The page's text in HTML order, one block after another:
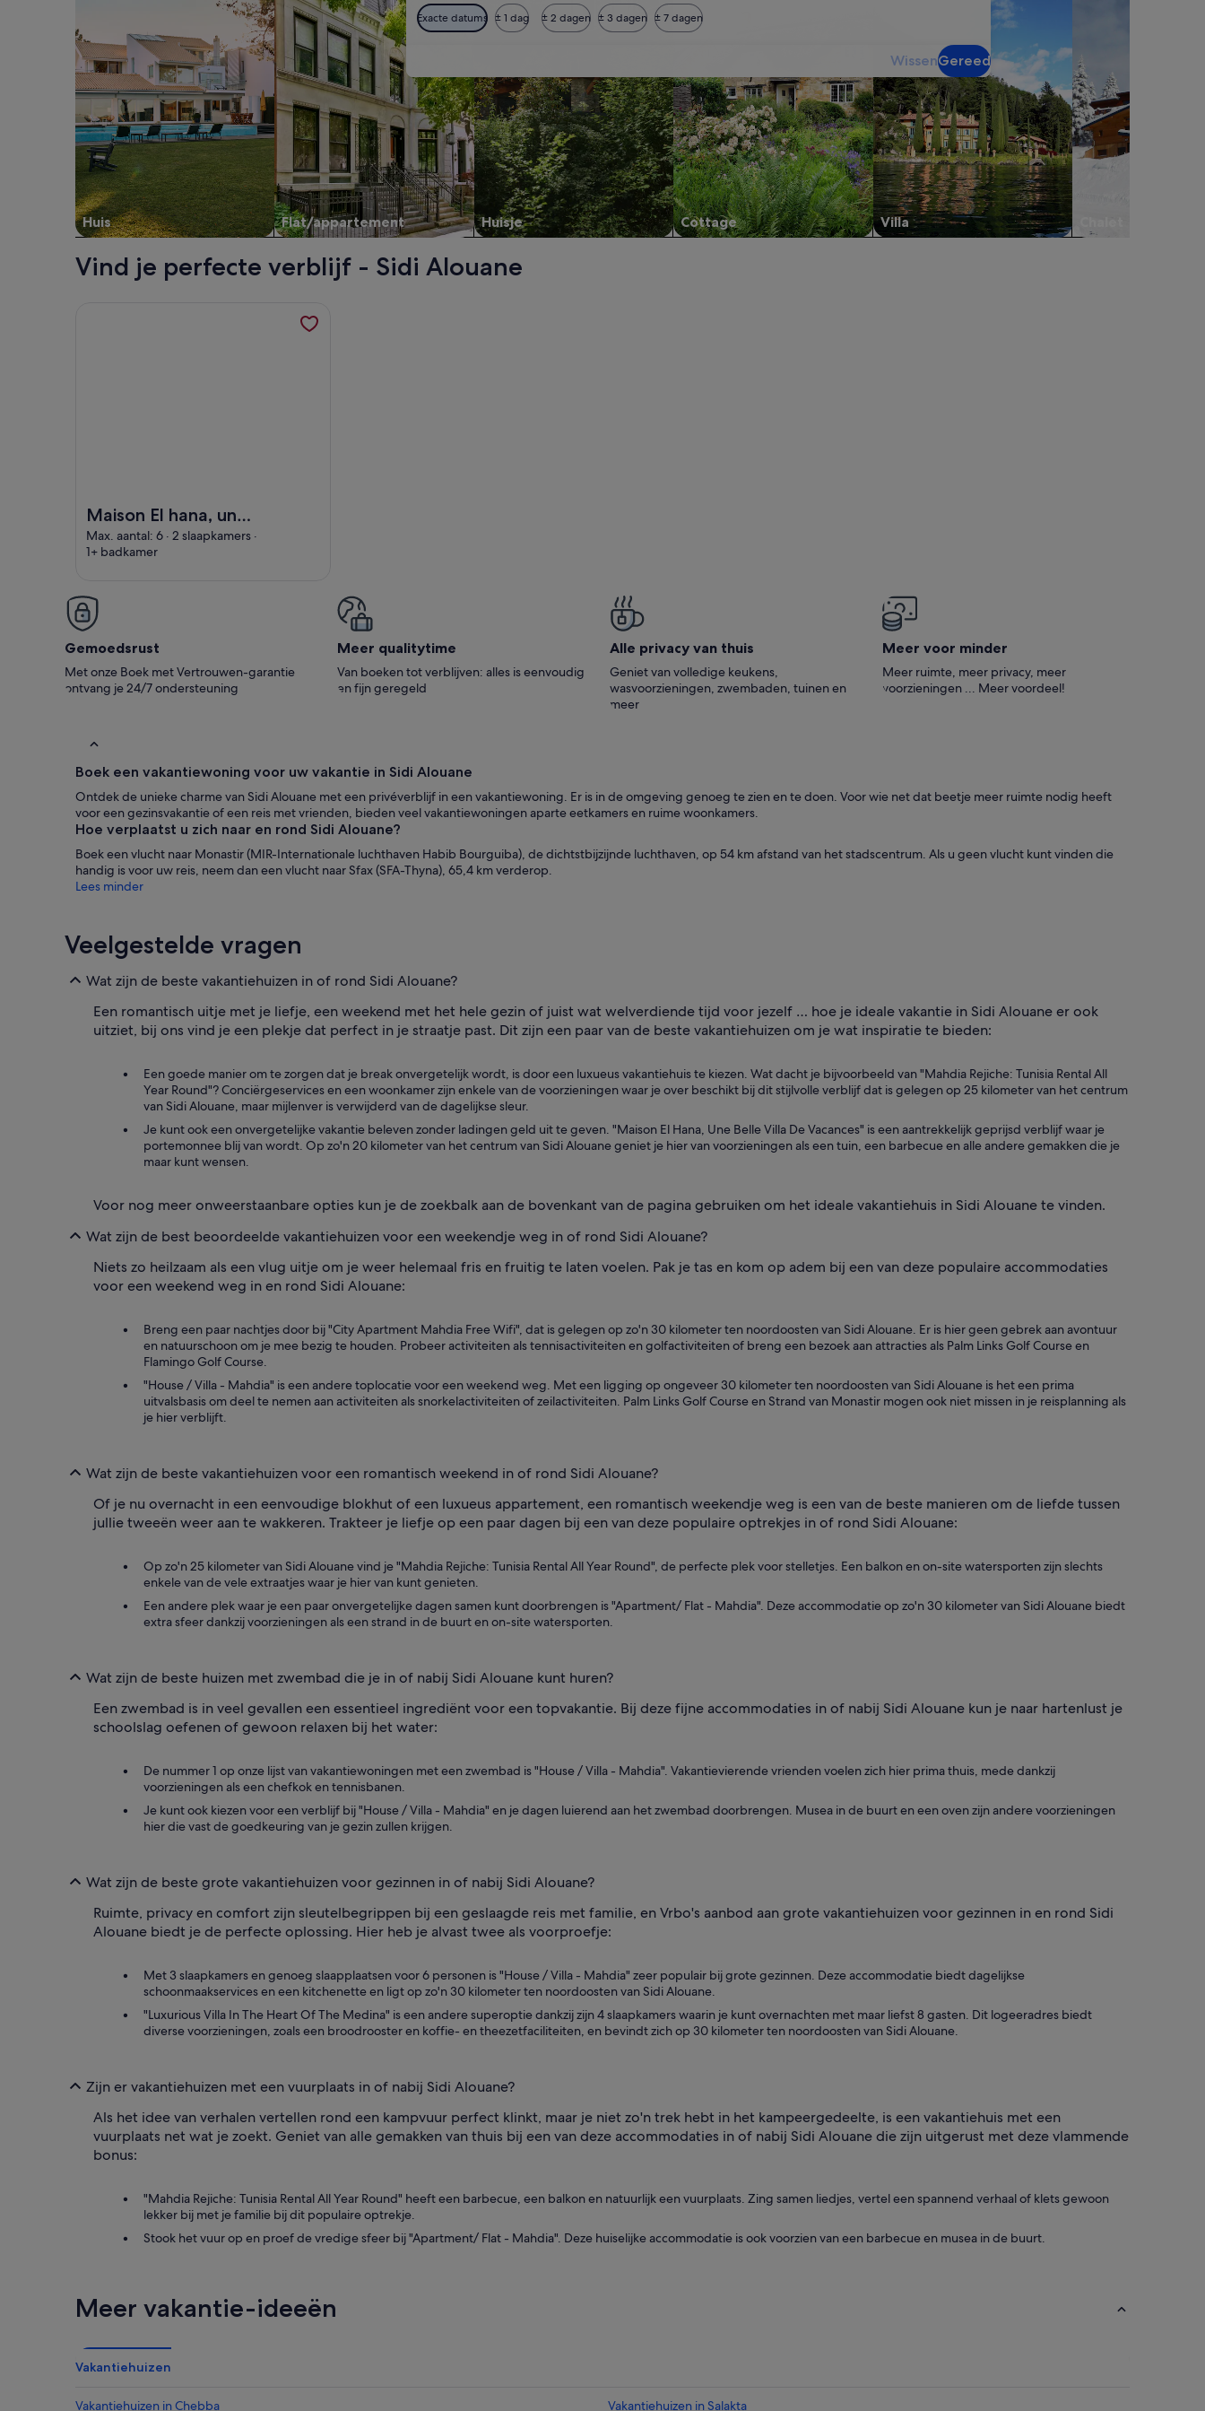
Exacte datums ± 1 dag ± 2 dagen ± 3 dagen ± 7 dagen
WissenGereed
Huis Flat/appartement Huisje Cottage Villa
Vind je perfecte verblijf - Sidi Alouane
Maison El hana, une
belle villa de
vacances, jouit d`un
écologique
Max. aantal: 6 · 2 slaapkamers ·
1+ badkamer
Gemoedsrust
Met onze Boek met Vertrouwen-garantie
ontvang je 24/7 ondersteuning
Meer quali­ty­time
Van boeken tot verblijven: alles is eenvoudig
en fijn geregeld
Alle privacy van thuis
Geniet van volledige keukens,
wasvoorzieningen, zwembaden, tuinen en
meer
Meer voor minder
Meer ruimte, meer privacy, meer
voorzieningen ... Meer voordeel!
Boek een vakantiewoning voor uw vakantie in Sidi Alouane
Ontdek de unieke charme van Sidi Alouane met een privéverblijf in een vakantiewoning. Er is in de omgeving genoeg te zien en te doen. Voor wie net dat beetje meer ruimte nodig heeft
voor een gezinsvakantie of een reis met vrienden, bieden veel vakantiewoningen aparte eetkamers en ruime woonkamers.
Hoe verplaatst u zich naar en rond Sidi Alouane?
Boek een vlucht naar Monastir (MIR-Internationale luchthaven Habib Bourguiba), de dichtstbijzijnde luchthaven, op 54 km afstand van het stadscentrum. Als u geen vlucht kunt vinden die
handig is voor uw reis, neem dan een vlucht naar Sfax (SFA-Thyna), 65,4 km verderop.
Lees minder
Veelgestelde vragen
Wat zijn de beste vakantiehuizen in of rond Sidi Alouane?
Een romantisch uitje met je liefje, een weekend met het hele gezin of juist wat welverdiende tijd voor jezelf … hoe je ideale vakantie in Sidi Alouane er ook
uitziet, bij ons vind je een plekje dat perfect in je straatje past. Dit zijn een paar van de beste vakantiehuizen om je wat inspiratie te bieden:
Een goede manier om te zorgen dat je break onvergetelijk wordt, is door een luxueus vakantiehuis te kiezen. Wat dacht je bijvoorbeeld van "Mahdia Rejiche: Tunisia Rental All
Year Round"? Conciërgeservices en een woonkamer zijn enkele van de voorzieningen waar je over beschikt bij dit stijlvolle verblijf dat is gelegen op 25 kilometer van het centrum
van Sidi Alouane, maar mijlenver is verwijderd van de dagelijkse sleur.
Je kunt ook een onvergetelijke vakantie beleven zonder ladingen geld uit te geven. "Maison El Hana, Une Belle Villa De Vacances" is een aantrekkelijk geprijsd verblijf waar je
portemonnee blij van wordt. Op zo'n 20 kilometer van het centrum van Sidi Alouane geniet je hier van voorzieningen als een tuin, een barbecue en alle andere gemakken die je
maar kunt wensen.
Voor nog meer onweerstaanbare opties kun je de zoekbalk aan de bovenkant van de pagina gebruiken om het ideale vakantiehuis in Sidi Alouane te vinden.
Wat zijn de best beoordeelde vakantiehuizen voor een weekendje weg in of rond Sidi Alouane?
Niets zo heilzaam als een vlug uitje om je weer helemaal fris en fruitig te laten voelen. Pak je tas en kom op adem bij een van deze populaire accommodaties
voor een weekend weg in en rond Sidi Alouane:
Breng een paar nachtjes door bij "City Apartment Mahdia Free Wifi", dat is gelegen op zo'n 30 kilometer ten noordoosten van Sidi Alouane. Er is hier geen gebrek aan avontuur
en natuurschoon om je mee bezig te houden. Probeer activiteiten als tennisactiviteiten en golfactiviteiten of breng een bezoek aan attracties als Palm Links Golf Course en
Flamingo Golf Course.
"House / Villa - Mahdia" is een andere toplocatie voor een weekend weg. Met een ligging op ongeveer 30 kilometer ten noordoosten van Sidi Alouane is het een prima
uitvalsbasis om deel te nemen aan activiteiten als snorkelactiviteiten of zeilactiviteiten. Palm Links Golf Course en Strand van Monastir mogen ook niet missen in je reisplanning als
je hier verblijft.
Wat zijn de beste vakantiehuizen voor een romantisch weekend in of rond Sidi Alouane?
Of je nu overnacht in een eenvoudige blokhut of een luxueus appartement, een romantisch weekendje weg is een van de beste manieren om de liefde tussen
jullie tweeën weer aan te wakkeren. Trakteer je liefje op een paar dagen bij een van deze populaire optrekjes in of rond Sidi Alouane:
Op zo'n 25 kilometer van Sidi Alouane vind je "Mahdia Rejiche: Tunisia Rental All Year Round", de perfecte plek voor stelletjes. Een balkon en on-site watersporten zijn slechts
enkele van de vele extraatjes waar je hier van kunt genieten.
Een andere plek waar je een paar onvergetelijke dagen samen kunt doorbrengen is "Apartment/ Flat - Mahdia". Deze accommodatie op zo'n 30 kilometer van Sidi Alouane biedt
extra sfeer dankzij voorzieningen als een strand in de buurt en on-site watersporten.
Wat zijn de beste huizen met zwembad die je in of nabij Sidi Alouane kunt huren?
Een zwembad is in veel gevallen een essentieel ingrediënt voor een topvakantie. Bij deze fijne accommodaties in of nabij Sidi Alouane kun je naar hartenlust je
schoolslag oefenen of gewoon relaxen bij het water:
De nummer 1 op onze lijst van vakantiewoningen met een zwembad is "House / Villa - Mahdia". Vakantievierende vrienden voelen zich hier prima thuis, mede dankzij
voorzieningen als een chefkok en tennisbanen.
Je kunt ook kiezen voor een verblijf bij "House / Villa - Mahdia" en je dagen luierend aan het zwembad doorbrengen. Musea in de buurt en een oven zijn andere voorzieningen
hier die vast de goedkeuring van je gezin zullen krijgen.
Wat zijn de beste grote vakantiehuizen voor gezinnen in of nabij Sidi Alouane?
Ruimte, privacy en comfort zijn sleutelbegrippen bij een geslaagde reis met familie, en Vrbo's aanbod aan grote vakantiehuizen voor gezinnen in en rond Sidi
Alouane biedt je de perfecte oplossing. Hier heb je alvast twee als voorproefje:
Met 3 slaapkamers en genoeg slaapplaatsen voor 6 personen is "House / Villa - Mahdia" zeer populair bij grote gezinnen. Deze accommodatie biedt dagelijkse
schoonmaakservices en een kitchenette en ligt op zo'n 30 kilometer ten noordoosten van Sidi Alouane.
"Luxurious Villa In The Heart Of The Medina" is een andere superoptie dankzij zijn 4 slaapkamers waarin je kunt overnachten met maar liefst 8 gasten. Dit logeeradres biedt
diverse voorzieningen, zoals een broodrooster en koffie- en theezetfaciliteiten, en bevindt zich op 30 kilometer ten noordoosten van Sidi Alouane.
Zijn er vakantiehuizen met een vuurplaats in of nabij Sidi Alouane?
Als het idee van verhalen vertellen rond een kampvuur perfect klinkt, maar je niet zo'n trek hebt in het kampeergedeelte, is een vakantiehuis met een
vuurplaats net wat je zoekt. Geniet van alle gemakken van thuis bij een van deze accommodaties in of nabij Sidi Alouane die zijn uitgerust met deze vlammende
bonus:
"Mahdia Rejiche: Tunisia Rental All Year Round" heeft een barbecue, een balkon en natuurlijk een vuurplaats. Zing samen liedjes, vertel een spannend verhaal of klets gewoon
lekker bij met je familie bij dit populaire optrekje.
Stook het vuur op en proef de vredige sfeer bij "Apartment/ Flat - Mahdia". Deze huiselijke accommodatie is ook voorzien van een barbecue en musea in de buurt.
Meer vakantie-ideeën
Vakantiehuizen
Vakantiehuizen in Chebba Vakantiehuizen in Salakta